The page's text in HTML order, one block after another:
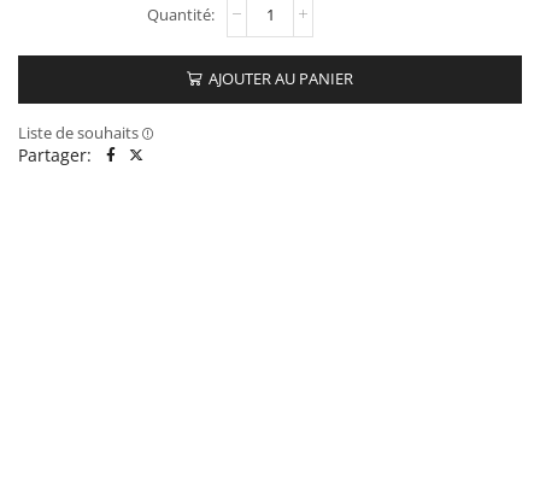
AJOUTER AU PANIER
Liste de souhaits
Partager: